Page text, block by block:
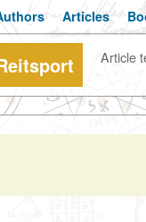
Articles
Article